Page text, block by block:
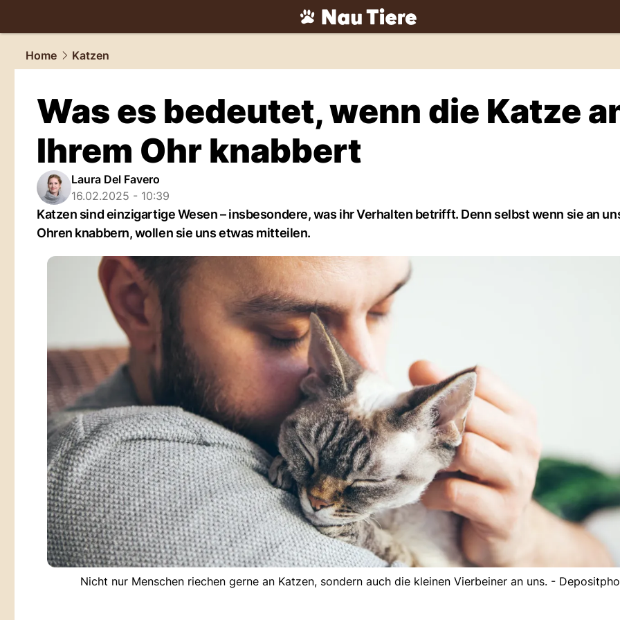
tiere.NAU.ch
Home
Katzen
Was es bedeutet, wenn die Katze
Ihrem Ohr knabbert
Laura Del Favero
16.02.2025 - 10:39
Katzen sind einzigartige Wesen – insbesondere, was ihr Verhalten betrifft. Denn selbst wenn sie an
Ohren knabbern, wollen sie uns etwas mitteilen.
Nicht nur Menschen riechen gerne an Katzen, sondern auch die kleinen Vierbeiner an uns. -